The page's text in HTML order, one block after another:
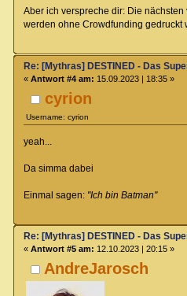
Aber ich verspreche dir: Die
werden ohne Crowdfunding gedruckt
cyrion
Username: cyrion
Re: [Mythras] DESTINED - Das
« Antwort #4 am: 15.09.2023 | 18:35 »
yeah...
Da simma dabei
Einmal sagen: "Ich bin Batman"
AndreJarosch
Re: [Mythras] DESTINED - Das
« Antwort #5 am: 12.10.2023 | 20:15 »